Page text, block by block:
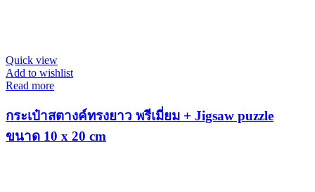
Quick view
Add to wishlist
Read more
กระเป๋าสตางค์ทรงยาว พรีเมี่ยม + Jigsaw puzzle
ขนาด 10 x 20 cm